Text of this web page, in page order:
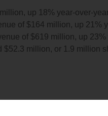
up 18% year-over-
of $164 million, up 21%
of $619 million, up 23%
$52.3 million, or 1.9 million